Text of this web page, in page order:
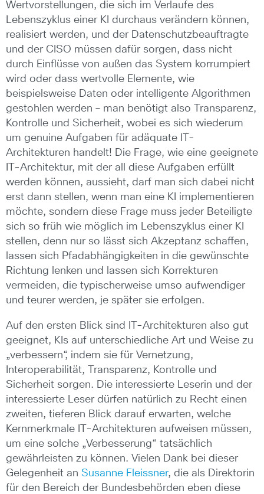
Wertvorstellungen, die sich im Verlaufe des
Lebenszyklus einer KI durchaus verändern können,
realisiert werden, und der Datenschutzbeauftragte
und der CISO müssen dafür sorgen, dass nicht
durch Einflüsse von außen das System korrumpiert
wird oder dass wertvolle Elemente, wie
beispielsweise Daten oder intelligente Algorithmen
gestohlen werden – man benötigt also Transparenz,
Kontrolle und Sicherheit, wobei es sich wiederum
um genuine Aufgaben für adäquate IT-
Architekturen handelt! Die Frage, wie eine geeignete
IT-Architektur, mit der all diese Aufgaben erfüllt
werden können, aussieht, darf man sich dabei nicht
erst dann stellen, wenn man eine KI implementieren
möchte, sondern diese Frage muss jeder Beteiligte
sich so früh wie möglich im Lebenszyklus einer KI
stellen, denn nur so lässt sich Akzeptanz schaffen,
lassen sich Pfadabhängigkeiten in die gewünschte
Richtung lenken und lassen sich Korrekturen
vermeiden, die typischerweise umso aufwendiger
und teurer werden, je später sie erfolgen.
Auf den ersten Blick sind IT-Architekturen also gut
geeignet, KIs auf unterschiedliche Art und Weise zu
„verbessern“, indem sie für Vernetzung,
Interoperabilität, Transparenz, Kontrolle und
Sicherheit sorgen. Die interessierte Leserin und der
interessierte Leser dürfen natürlich zu Recht einen
zweiten, tieferen Blick darauf erwarten, welche
Kernmerkmale IT-Architekturen aufweisen müssen,
um eine solche „Verbesserung“ tatsächlich
gewährleisten zu können. Vielen Dank bei dieser
Gelegenheit an Susanne Fleissner, die als Direktorin
für den Bereich der Bundesbehörden eben diese